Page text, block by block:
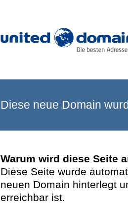
Diese neue Domain
Warum wird diese Seite
Diese Seite wurde
neuen Domain hinterlegt
erreichbar ist.